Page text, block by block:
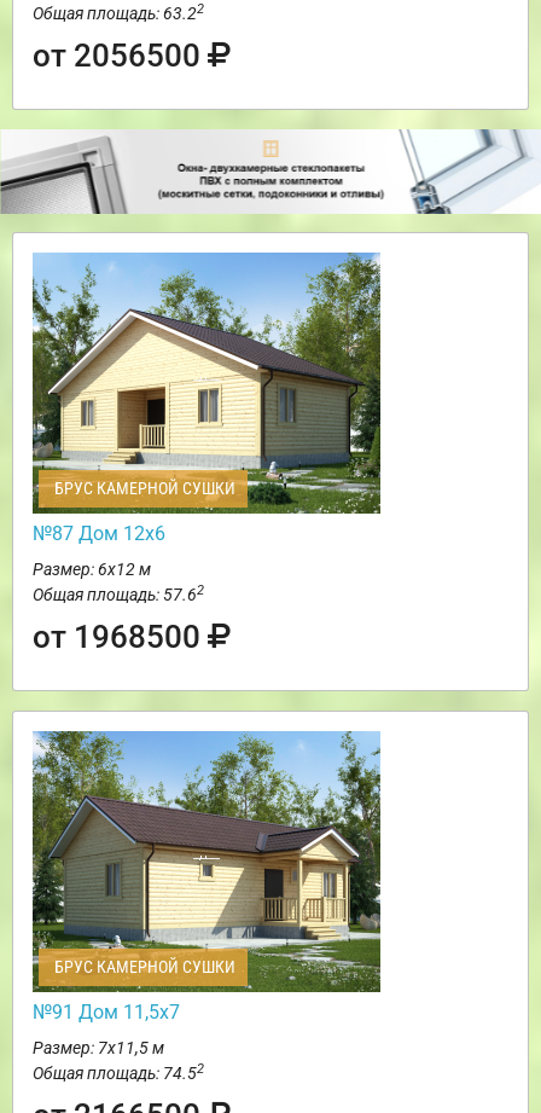
Общая площадь: 63.22
от 2056500
БРУС КАМЕРНОЙ СУШКИ
№87 Дом 12х6
Размер: 6х12 м
Общая площадь: 57.62
от 1968500
БРУС КАМЕРНОЙ СУШКИ
№91 Дом 11,5х7
Размер: 7х11,5 м
Общая площадь: 74.52